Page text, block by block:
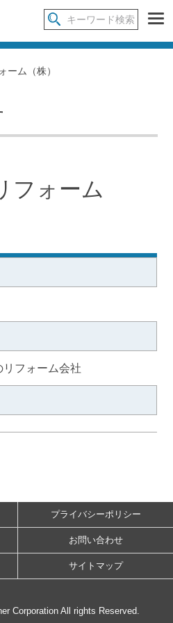
ーム（株）
フォーム
フォーム会社
プライバシーポリシー
お問い合わせ
サイトマップ
Corporation All rights Reserved.